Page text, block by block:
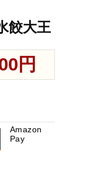
餃大王
円
Amazon
Pay